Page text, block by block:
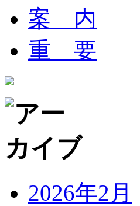
案 内
重 要
2026年2月